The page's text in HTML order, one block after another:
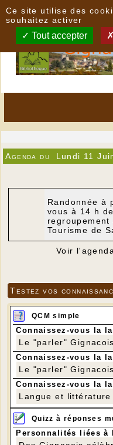
Agenda du Lundi 11
Randonnée à
vous à 14 h
Tourisme de
Voir
Testez vos
QCM simple
Connaissez-vous la
Le "parler"
Connaissez-vous la
Le "parler"
Connaissez-vous la
Langue et littérature
Quizz à réponses
Personnalités liées
Ce site utilise des
souhaitez activer
Tout accepter